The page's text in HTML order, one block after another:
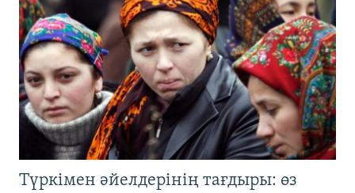
Түркімен әйелдерінің тағдыры: өз